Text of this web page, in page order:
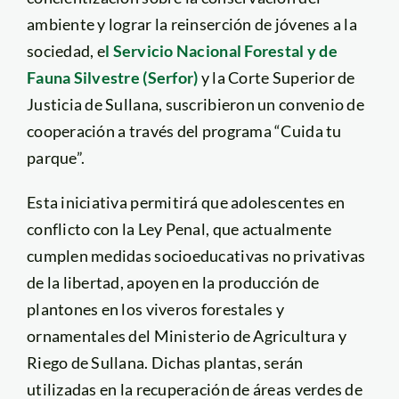
ambiente y lograr la reinserción de jóvenes a la
sociedad, el Servicio Nacional Forestal y de
Fauna Silvestre (Serfor)y la Corte Superior de
Justicia de Sullana, suscribieron un convenio de
cooperación a través del programa “Cuida tu
parque”.
Esta iniciativa permitirá que adolescentes en
conflicto con la Ley Penal, que actualmente
cumplen medidas socioeducativas no privativas
de la libertad, apoyen en la producción de
plantones en los viveros forestales y
ornamentales del Ministerio de Agricultura y
Riego de Sullana. Dichas plantas, serán
utilizadas en la recuperación de áreas verdes de